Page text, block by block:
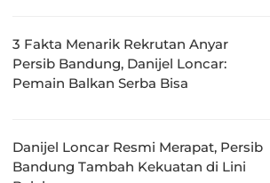
3 Fakta Menarik Rekrutan Anyar
Persib Bandung, Danijel Loncar:
Pemain Balkan Serba Bisa
Danijel Loncar Resmi Merapat, Persib
Bandung Tambah Kekuatan di Lini